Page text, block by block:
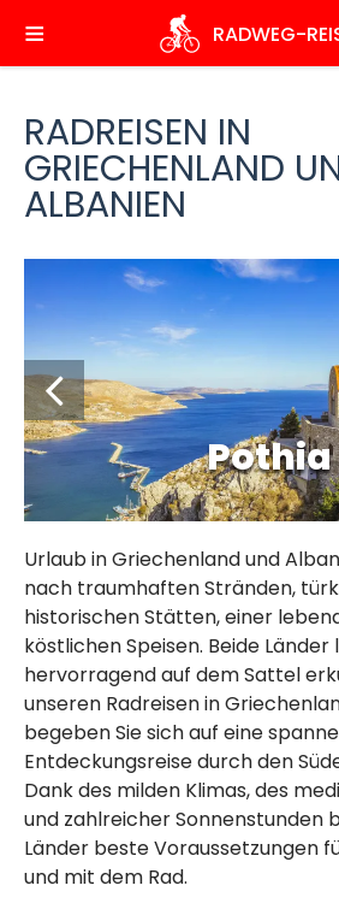
zum
Inhalt
RADWEG-
RADREISEN IN
GRIECHENLAND
ALBANIEN
Pothia
Urlaub in Griechenland und
nach traumhaften Stränden,
historischen Stätten, einer
köstlichen Speisen. Beide Länder
hervorragend auf dem Sattel
unseren Radreisen in
begeben Sie sich auf eine
Entdeckungsreise durch den
Dank des milden Klimas, des
und zahlreicher Sonnenstunden
Länder beste Voraussetzungen
und mit dem Rad.